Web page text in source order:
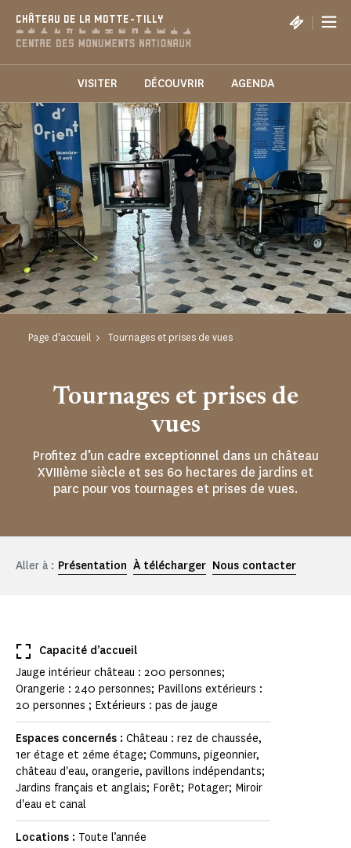
CHÂTEAU DE LA MOTTE-TILLY |
VISITER DÉCOUVRIR AGENDA
Page d'accueil Tournages et prises de vues
Tournages et prises de
vues
Profitez d’un cadre exceptionnel dans un château
XVIIIème siècle et ses 60 hectares de jardins et
parc pour vos tournages et prises de vues.
Aller à : Présentation À télécharger Nous contacter
Capacité d’accueil
Jauge intérieur château : 200 personnes;
Orangerie : 240 personnes; Pavillons extérieurs :
20 personnes ; Extérieurs : pas de jauge
Espaces concernés : Château : rez de chaussée,
1er étage et 2éme étage; Communs, pigeonnier,
château d'eau, orangerie, pavillons indépendants;
Jardins français et anglais; Forêt; Potager; Miroir
d'eau et canal
Locations : Toute l’année